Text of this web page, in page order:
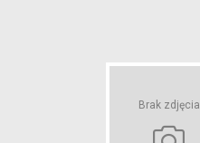
Brak zdjęcia